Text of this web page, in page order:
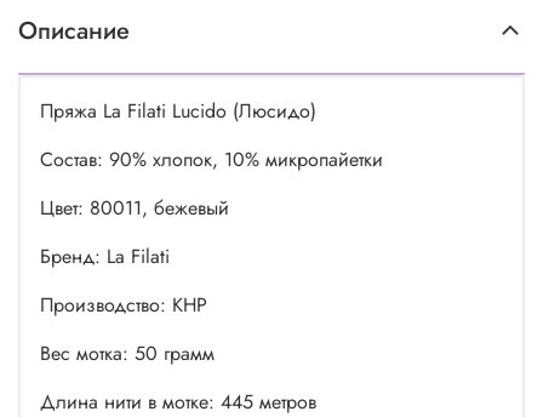
Описание
Пряжа La Filati Lucido (Люсидо)
Состав: 90% хлопок, 10% микропайетки
Цвет: 80011, бежевый
Бренд: La Filati
Производство: КНР
Вес мотка: 50 грамм
Длина нити в мотке: 445 метров